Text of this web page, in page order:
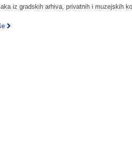
iz gradskih arhiva, privatnih i muzejskih